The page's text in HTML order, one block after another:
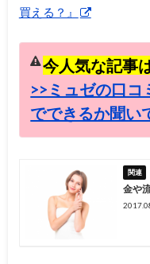
買える？』
今人気な記事
>>ミュゼの口
でできるか聞い
金や